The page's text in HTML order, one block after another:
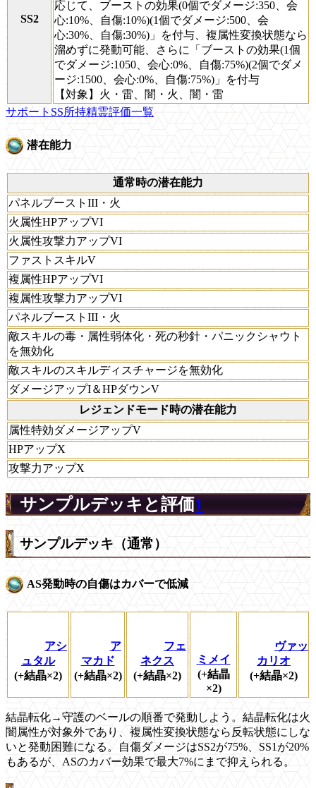
SS2
応じて、ブーストの効果(0個でダメージ:350、会
心:10%、自傷:10%)(1個でダメージ:500、会
心:30%、自傷:30%)」を付与、複属性変換状態なら
溜めずに発動可能、さらに「ブーストの効果(1個
でダメージ:1050、会心:0%、自傷:75%)(2個でダメ
ージ:1500、会心:0%、自傷:75%)」を付与
【対象】火・雷、闇・火、闇・雷
サポートSS所持精霊評価一覧
潜在能力
通常時の潜在能力
パネルブーストIII・火
火属性HPアップVI
火属性攻撃力アップVI
ファストスキルV
複属性HPアップVI
複属性攻撃力アップVI
パネルブーストIII・火
敵スキルの毒・属性弱体化・死の秒針・パニックシャウト
を無効化
敵スキルのスキルディスチャージを無効化
ダメージアップI＆HPダウンV
レジェンドモード時の潜在能力
属性特効ダメージアップV
HPアップX
攻撃力アップX
サンプルデッキと評価1
サンプルデッキ（通常）
AS発動時の自傷はカバーで低減
アシ
ュタル
(+結晶×2)
ア
マカド
(+結晶×2)
フェ
ネクス
(+結晶×2)
ミメイ
(+結晶
×2)
ヴァッ
カリオ
(+結晶×2)
結晶転化→守護のベールの順番で発動しよう。結晶転化は火
闇属性が対象外であり、複属性変換状態なら反転状態にしな
いと発動困難になる。自傷ダメージはSS2が75%、SS1が20%
もあるが、ASのカバー効果で最大7%にまで抑えられる。